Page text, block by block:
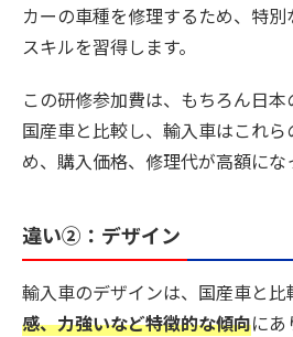
カーの車種を修理するため、特
スキルを習得します。
この研修参加費は、もちろん日本
国産車と比較し、輸入車はこれ
め、購入価格、修理代が高額にな
違い②：デザイン
輸入車のデザインは、国産車と比
感、力強いなど特徴的な傾向にあ